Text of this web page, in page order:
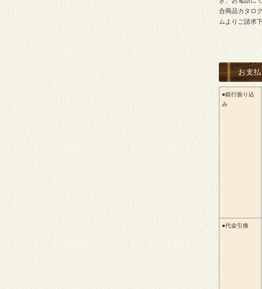
合商品カタロ
ムよりご請求
お支
●銀行振り込
み
●代金引換